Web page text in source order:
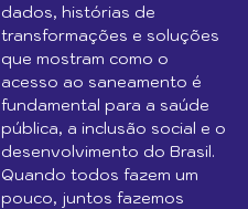
dados, histórias de
transformações e soluções
que mostram como o
acesso ao saneamento é
fundamental para a saúde
pública, a inclusão social e o
desenvolvimento do Brasil.
Quando todos fazem um
pouco, juntos fazemos